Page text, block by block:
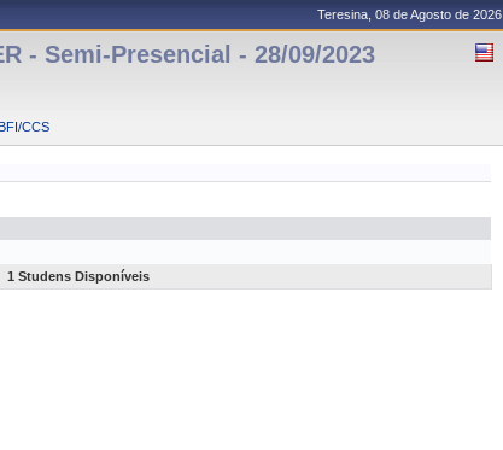
Teresina, 08 de Agosto de 2026
- Semi-Presencial - 28/09/2023
CCS
1 Studens Disponíveis